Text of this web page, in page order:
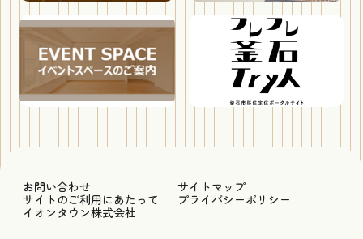
お問い合わせ
サイトマップ
サイトのご利用にあたって
プライバシーポリシー
イオンタウン株式会社